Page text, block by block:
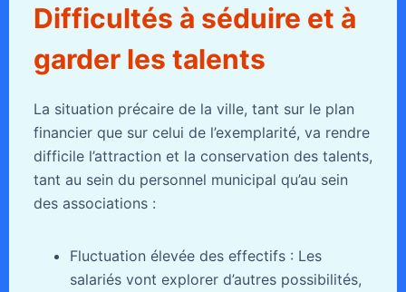
Difficultés à séduire et à
garder les talents
La situation précaire de la ville, tant sur le plan
financier que sur celui de l’exemplarité, va rendre
difficile l’attraction et la conservation des talents,
tant au sein du personnel municipal qu’au sein
des associations :
Fluctuation élevée des effectifs : Les
salariés vont explorer d’autres possibilités,